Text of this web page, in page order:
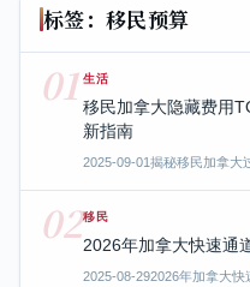
标签：移民预算
01 生活
移民加拿大隐藏费用
新指南
2025-09-01揭秘移民加拿大
02移民
2026年加拿大快速通
2025-08-292026年加拿大快